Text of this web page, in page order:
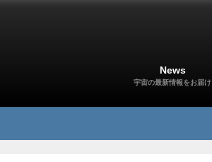
News
宇宙の最新情報をお届け